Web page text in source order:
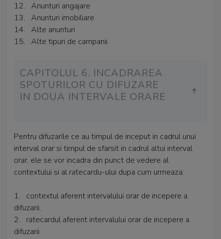
12. Anunturi angajare
13. Anunturi imobiliare
14. Alte anunturi
15. Alte tipuri de campanii
CAPITOLUL 6. INCADRAREA
SPOTURILOR CU DIFUZARE
IN DOUA INTERVALE ORARE
Pentru difuzarile ce au timpul de inceput in cadrul unui
interval orar si timpul de sfarsit in cadrul altui interval
orar, ele se vor incadra din punct de vedere al
contextului si al ratecardu-ului dupa cum urmeaza:
1. contextul aferent intervalului orar de incepere a
difuzarii,
2. ratecardul aferent intervalului orar de incepere a
difuzarii.